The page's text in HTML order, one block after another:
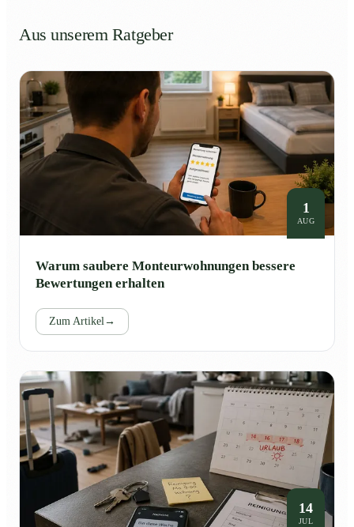
Aus unserem Ratgeber
1
AUG
Warum saubere Monteurwohnungen bessere
Bewertungen erhalten
Zum Artikel →
14
JUL